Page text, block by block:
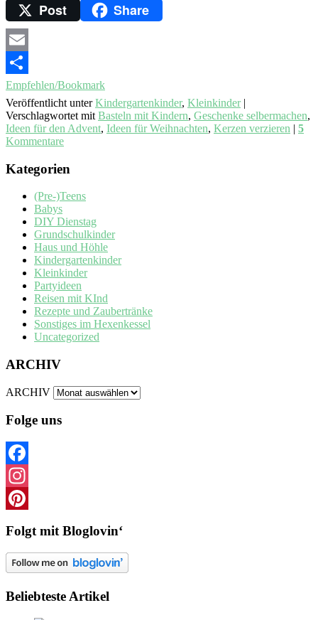
Post Share
Email
Empfehlen/Bookmark
Veröffentlicht unter Kindergartenkinder, Kleinkinder |
Verschlagwortet mit Basteln mit Kindern, Geschenke selbermachen,
Ideen für den Advent, Ideen für Weihnachten, Kerzen verzieren | 5
Kommentare
Kategorien
(Pre-)Teens
Babys
DIY Dienstag
Grundschulkinder
Haus und Höhle
Kindergartenkinder
Kleinkinder
Partyideen
Reisen mit KInd
Rezepte und Zaubertränke
Sonstiges im Hexenkessel
Uncategorized
ARCHIV
ARCHIV
Folge uns
Facebook
Instagram
Folgt mit Bloglovin‘
Beliebteste Artikel